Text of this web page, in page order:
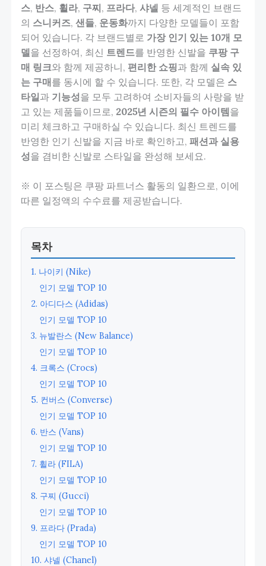
스, 반스, 휠라, 구찌, 프라다, 샤넬 등 세계적인 브랜드
의 스니커즈, 샌들, 운동화까지 다양한 모델들이 포함
되어 있습니다. 각 브랜드별로 가장 인기 있는 10개 모
델을 선정하여, 최신 트렌드를 반영한 신발을 쿠팡 구
매 링크와 함께 제공하니, 편리한 쇼핑과 함께 실속 있
는 구매를 동시에 할 수 있습니다. 또한, 각 모델은 스
타일과 기능성을 모두 고려하여 소비자들의 사랑을 받
고 있는 제품들이므로, 2025년 시즌의 필수 아이템을
미리 체크하고 구매하실 수 있습니다. 최신 트렌드를
반영한 인기 신발을 지금 바로 확인하고, 패션과 실용
성을 겸비한 신발로 스타일을 완성해 보세요.
※ 이 포스팅은 쿠팡 파트너스 활동의 일환으로, 이에
따른 일정액의 수수료를 제공받습니다.
목차
1. 나이키 (Nike)
인기 모델 TOP 10
2. 아디다스 (Adidas)
인기 모델 TOP 10
3. 뉴발란스 (New Balance)
인기 모델 TOP 10
4. 크록스 (Crocs)
인기 모델 TOP 10
5. 컨버스 (Converse)
인기 모델 TOP 10
6. 반스 (Vans)
인기 모델 TOP 10
7. 휠라 (FILA)
인기 모델 TOP 10
8. 구찌 (Gucci)
인기 모델 TOP 10
9. 프라다 (Prada)
인기 모델 TOP 10
10. 샤넬 (Chanel)